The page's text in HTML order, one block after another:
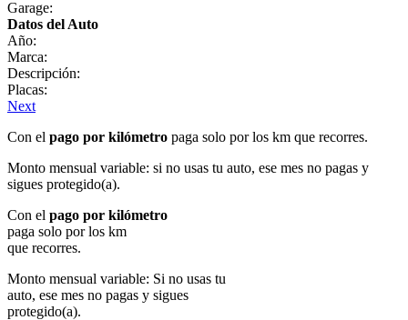
Garage:
Datos del Auto
Año:
Marca:
Descripción:
Placas:
Next
Con el pago por kilómetro paga solo por los km que recorres.
Monto mensual variable: si no usas tu auto, ese mes no pagas y
sigues protegido(a).
Con el pago por kilómetro
paga solo por los km
que recorres.
Monto mensual variable: Si no usas tu
auto, ese mes no pagas y sigues
protegido(a).